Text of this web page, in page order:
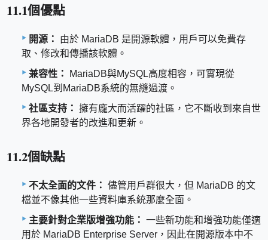
11.1個優點
開源：
由於 MariaDB 是開源軟體，用戶可以免費存
取、修改和傳播該軟體。
兼容性：
MariaDB與MySQL高度相容，可實現從
MySQL到MariaDB系統的無縫過渡。
社區支持： 擁有龐大而活躍的社區，它不斷收到來自世
界各地開發者的改進和更新。
11.2個缺點
不太全面的文件： 儘管用戶群很大，但 MariaDB 的文
檔並不像其他一些資​​料庫系統那麼全面。
主要針對企業版增強功能： 一些新功能和增強功能僅適
用於 MariaDB Enterprise Server，因此在開源版本中不